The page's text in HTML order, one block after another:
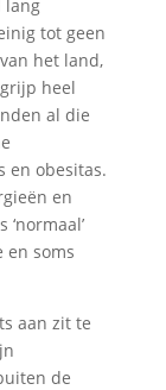
lang
tot geen
het land,
heel
al die
en obesitas.
en
en soms
aan zit te
de